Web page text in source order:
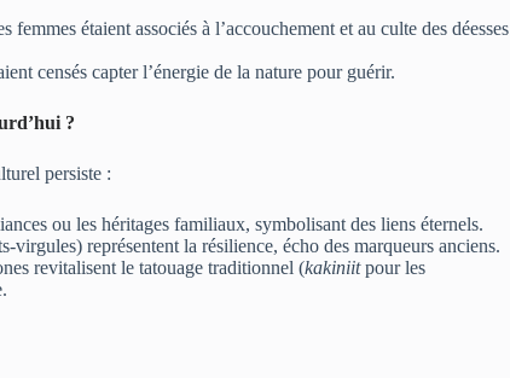
femmes étaient associés à l’accouchement et au culte des déesses
censés capter l’énergie de la nature pour guérir.
?
persiste :
ou les héritages familiaux, symbolisant des liens éternels.
virgules) représentent la résilience, écho des marqueurs anciens.
revitalisent le tatouage traditionnel (kakiniitpour les